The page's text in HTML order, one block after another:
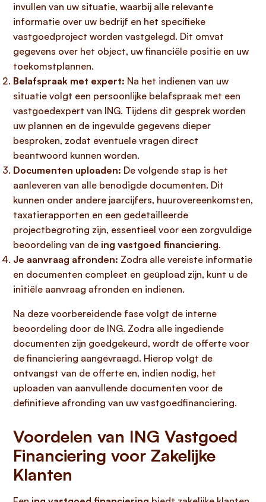
invullen van uw situatie, waarbij alle relevante
informatie over uw bedrijf en het specifieke
vastgoedproject worden vastgelegd. Dit omvat
gegevens over het object, uw financiële positie en uw
toekomstplannen.
Belafspraak met expert: Na het indienen van uw
situatie volgt een persoonlijke belafspraak met een
vastgoedexpert van ING. Tijdens dit gesprek worden
uw plannen en de ingevulde gegevens dieper
besproken, zodat eventuele vragen direct
beantwoord kunnen worden.
Documenten uploaden: De volgende stap is het
aanleveren van alle benodigde documenten. Dit
kunnen onder andere jaarcijfers, huurovereenkomsten,
taxatierapporten en een gedetailleerde
projectbegroting zijn, essentieel voor een zorgvuldige
beoordeling van de ing vastgoed financiering.
Je aanvraag afronden: Zodra alle vereiste informatie
en documenten compleet en geüpload zijn, kunt u de
initiële aanvraag afronden en indienen.
Na deze voorbereidende fase volgt de interne
beoordeling door de ING. Zodra alle ingediende
documenten zijn goedgekeurd, wordt de offerte voor
de financiering aangevraagd. Hierop volgt de
ontvangst van de offerte en, indien nodig, het
uploaden van aanvullende documenten voor de
definitieve afronding van uw vastgoedfinanciering.
Voordelen van ING Vastgoed
Financiering voor Zakelijke
Klanten